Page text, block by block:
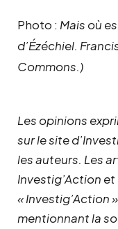
Photo : Mais où
d’Ézéchiel.
Commons.)
Les opinions
sur le site
les auteurs. Les
Investig’Action
« Investig’Action
mentionnant la